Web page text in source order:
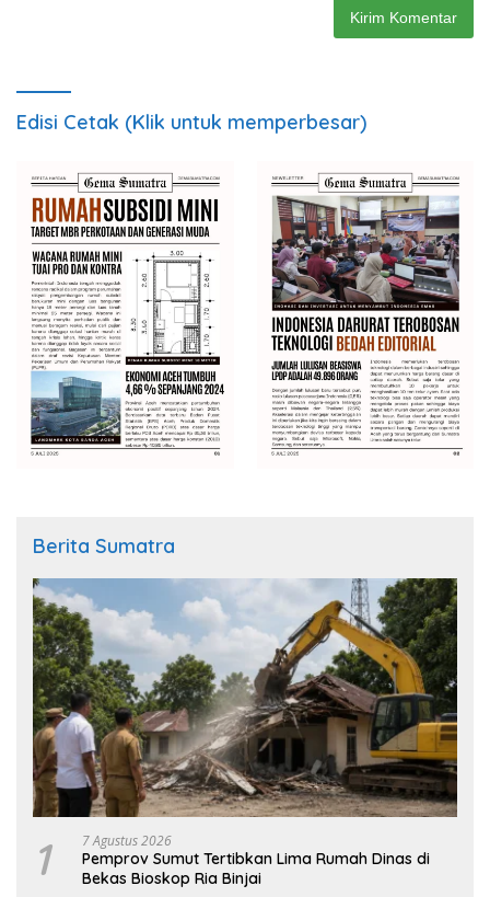
Edisi Cetak (Klik untuk memperbesar)
Berita Sumatra
1 7 Agustus 2026
Pemprov Sumut Tertibkan Lima Rumah Dinas di
Bekas Bioskop Ria Binjai